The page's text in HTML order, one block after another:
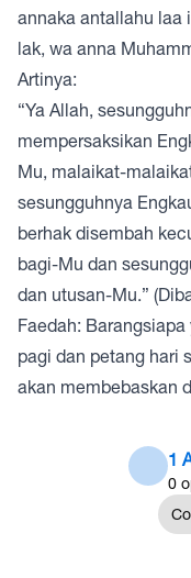
annaka antallahu laa
lak, wa anna
Artinya:
“Ya Allah,
mempersaksikan
Mu, malaikat-
sesungguhnya
berhak disembah
bagi-Mu dan
dan utusan-Mu.”
Faedah:
pagi dan petang hari
akan membebaskan
1
0